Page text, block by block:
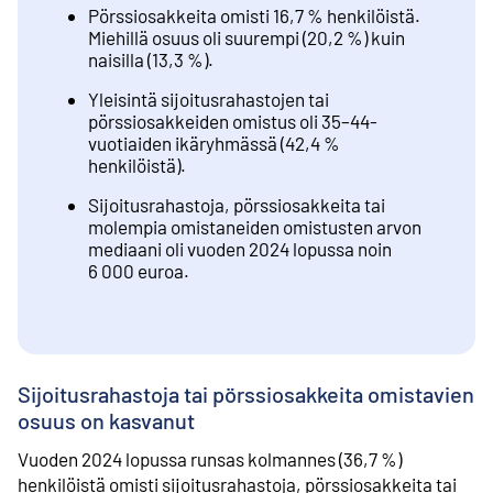
Pörssiosakkeita omisti 16,7 % henkilöistä.
Miehillä osuus oli suurempi (20,2 %) kuin
naisilla (13,3 %).
Yleisintä sijoitusrahastojen tai
pörssiosakkeiden omistus oli 35–44-
vuotiaiden ikäryhmässä (42,4 %
henkilöistä).
Sijoitusrahastoja, pörssiosakkeita tai
molempia omistaneiden omistusten arvon
mediaani oli vuoden 2024 lopussa noin
6 000 euroa.
Sijoitusrahastoja tai pörssiosakkeita omistavien
osuus on kasvanut
Vuoden 2024 lopussa runsas kolmannes (36,7 %)
henkilöistä omisti sijoitusrahastoja, pörssiosakkeita tai